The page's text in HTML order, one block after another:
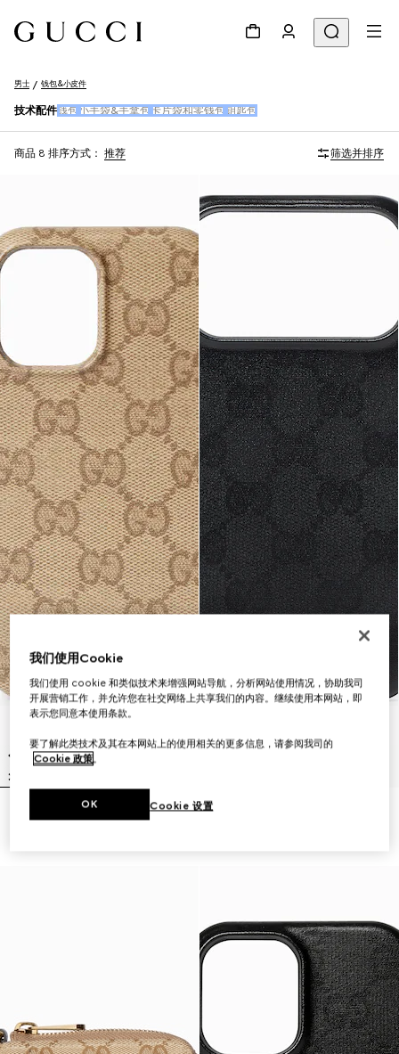
男士 钱包&小皮件
技术配件 钱包 小手袋&手拿包 卡片袋和零钱包 钥匙包
商品 8 排序方式： 推荐 筛选并排序
我们使用Cookie
我们使用 cookie 和类似技术来增强网站导航，分析网站使用情况，协助我司
开展营销工作，并允许您在社交网络上共享我们的内容。继续使用本网站，即
表示您同意本使用条款。
要了解此类技术及其在本网站上的使用相关的更多信息，请参阅我司的
Cookie 政策。
Cookie 设置
OK